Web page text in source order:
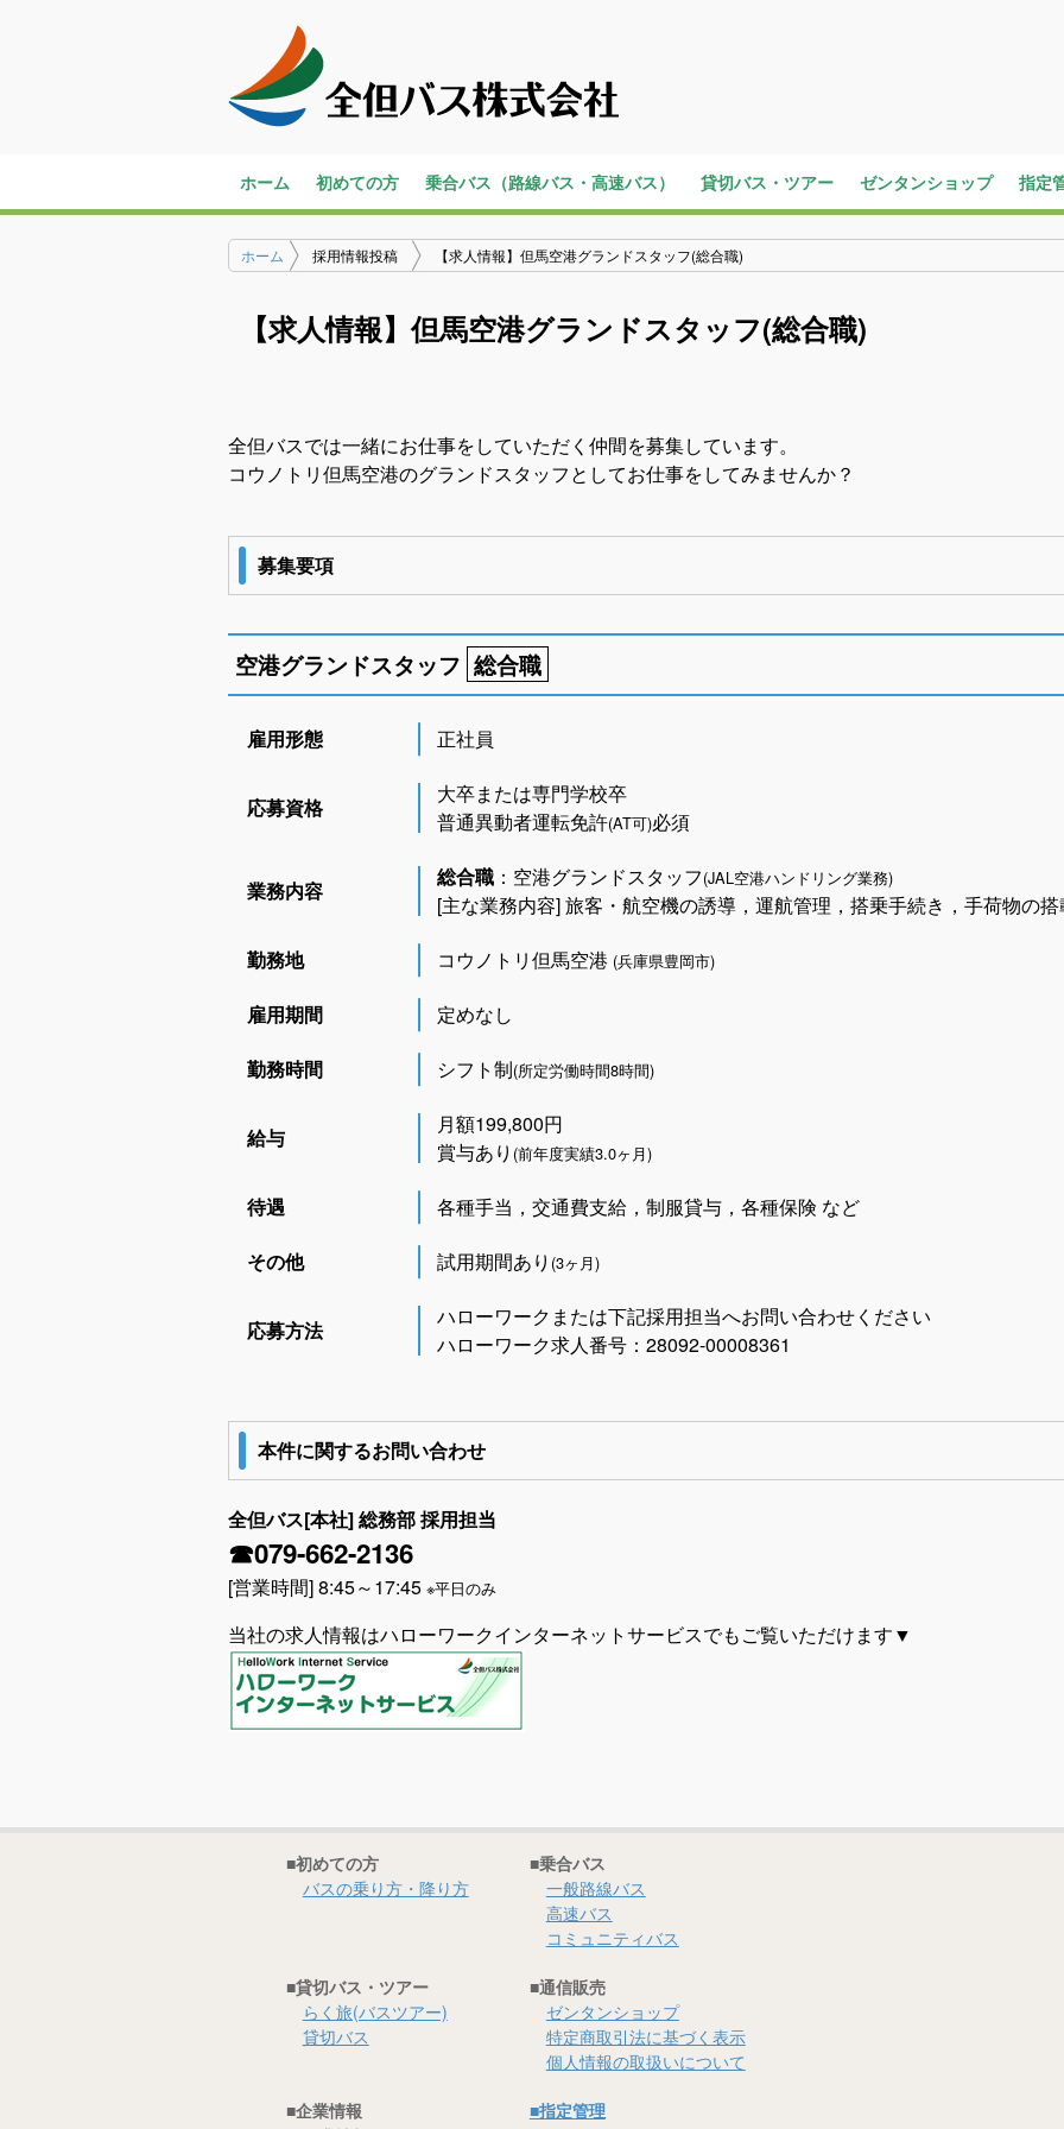
ホーム 初めての方
バスの乗り方・降り方
乗合バス（路線バス・高速バス）
一般路線バス
高速バス
コミュニティバス
営業所のご案内
貸切バス・ツアー
らく旅
貸切バス
高速バスツアー
ゼンタンショップ 指定
ホーム 採用情報投稿 【求人情報】但馬空港グランドスタッフ(総合職)
【求人情報】但馬空港グランドスタッフ(総合職)
全但バスでは一緒にお仕事をしていただく仲間を募集しています。
コウノトリ但馬空港のグランドスタッフとしてお仕事をしてみませんか？
募集要項
空港グランドスタッフ 総合職
雇用形態 正社員
応募資格
大卒または専門学校卒
普通異動者運転免許(AT可)必須
業務内容
総合職 ：空港グランドスタッフ(JAL空港ハンドリング業務)
[主な業務内容] 旅客・航空機の誘導，運航管理，搭乗手続き，手荷物の
勤務地
コウノトリ但馬空港 (兵庫県豊岡市)
雇用期間
定めなし
勤務時間
シフト制(所定労働時間8時間)
給与
月額199,800円
賞与あり (前年度実績3.0ヶ月)
待遇
各種手当，交通費支給，制服貸与，各種保険 など
その他
試用期間あり (3ヶ月)
応募方法
ハローワークまたは下記採用担当へお問い合わせください
ハローワーク求人番号：28092-00008361
本件に関するお問い合わせ
全但バス[本社] 総務部 採用担当
☎079-662-2136
[営業時間] 8:45～17:45 ※平日のみ
当社の求人情報はハローワークインターネットサービスでもご覧いただけます▼
■初めての方
バスの乗り方・降り方
■乗合バス
一般路線バス
高速バス
コミュニティバス
■貸切バス・ツアー
らく旅(バスツアー)
貸切バス
■通信販売
ゼンタンショップ
特定商取引法に基づく表示
個人情報の取扱いについて
■企業情報
■指定管理